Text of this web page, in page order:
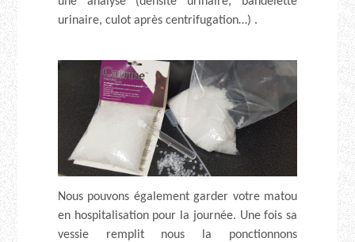
urinaire, culot après centrifugation…) .
Nous pouvons également garder votre matou
en hospitalisation pour la journée. Une fois sa
vessie remplit nous la ponctionnons